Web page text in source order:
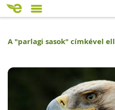
A "parlagi sasok" címkével